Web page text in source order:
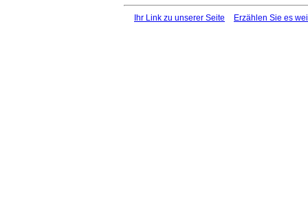
Ihr Link zu unserer Seite Erzählen Sie es